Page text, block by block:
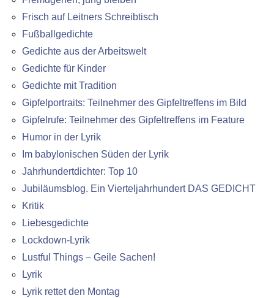
Frisch auf Leitners Schreibtisch
Fußballgedichte
Gedichte aus der Arbeitswelt
Gedichte für Kinder
Gedichte mit Tradition
Gipfelportraits: Teilnehmer des Gipfeltreffens im Bild
Gipfelrufe: Teilnehmer des Gipfeltreffens im Feature
Humor in der Lyrik
Im babylonischen Süden der Lyrik
Jahrhundertdichter: Top 10
Jubiläumsblog. Ein Vierteljahrhundert DAS GEDICHT
Kritik
Liebesgedichte
Lockdown-Lyrik
Lustful Things – Geile Sachen!
Lyrik
Lyrik rettet den Montag